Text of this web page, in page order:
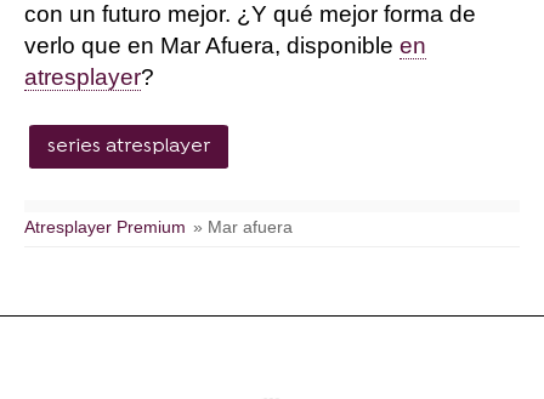
con un futuro mejor. ¿Y qué mejor forma de
verlo que en Mar Afuera, disponible en
atresplayer?
series atresplayer
Atresplayer Premium » Mar afuera